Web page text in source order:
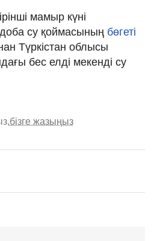
мамыр күні
су қоймасының бөгеті
Түркістан облысы
бес елді мекенді су
бізге жазыңыз